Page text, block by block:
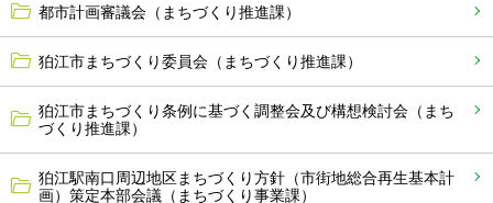
都市計画審議会（まちづくり推進課）
狛江市まちづくり委員会（まちづくり推進課）
狛江市まちづくり条例に基づく調整会及び構想検討会（まち
づくり推進課）
狛江駅南口周辺地区まちづくり方針（市街地総合再生基本計
画）策定本部会議（まちづくり事業課）